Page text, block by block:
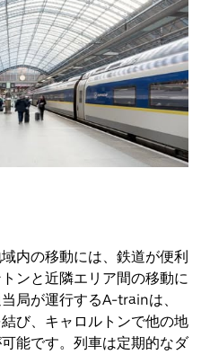
内の移動には、鉄道が便利
ンと近隣エリア間の移動に
局が運行するA-trainは、
び、キャロルトンで他の地
能です。列車は定期的なダ